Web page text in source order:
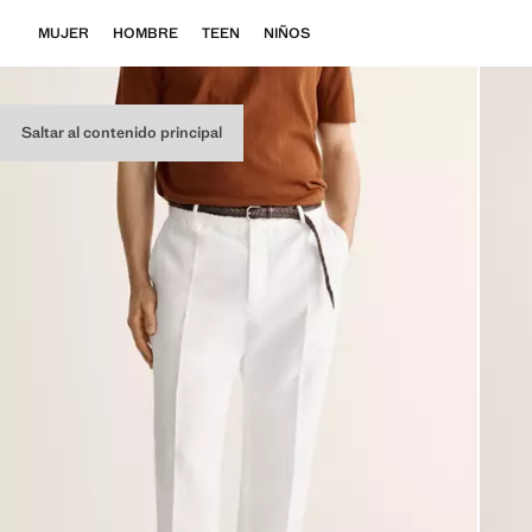
Saltar al contenido principal
MUJER HOMBRE TEEN NIÑOS